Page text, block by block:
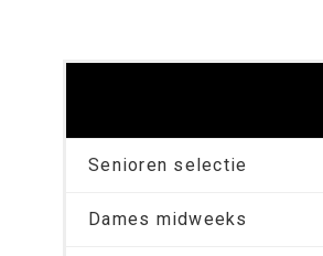
Senioren selectie
Dames midweeks